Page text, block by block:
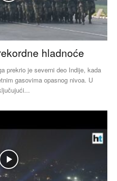
hladnoće
prekrio je severni deo Indije, kada
gasovima opasnog nivoa. U